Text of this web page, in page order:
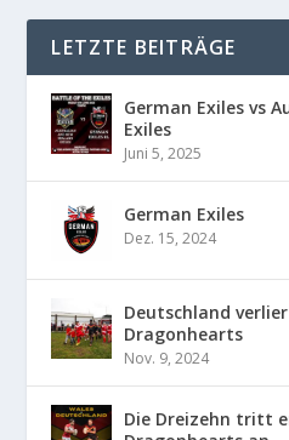
LETZTE BEITRÄGE
German Exiles vs
Exiles
Juni 5, 2025
German Exiles
Dez. 15, 2024
Deutschland
Dragonhearts
Nov. 9, 2024
Die Dreizehn tritt